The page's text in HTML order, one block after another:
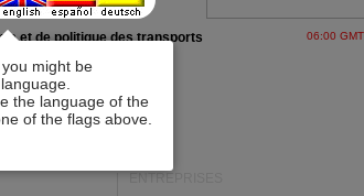
might be
the language of the
of the flags above.
et de politique des transports 06:00
ENTREPRISES